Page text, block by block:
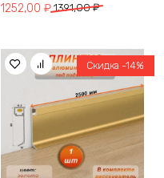
1391,00₽
Первоначальная
1391,00 ₽.
1252,00 ₽
Текущая
Скидка -14%